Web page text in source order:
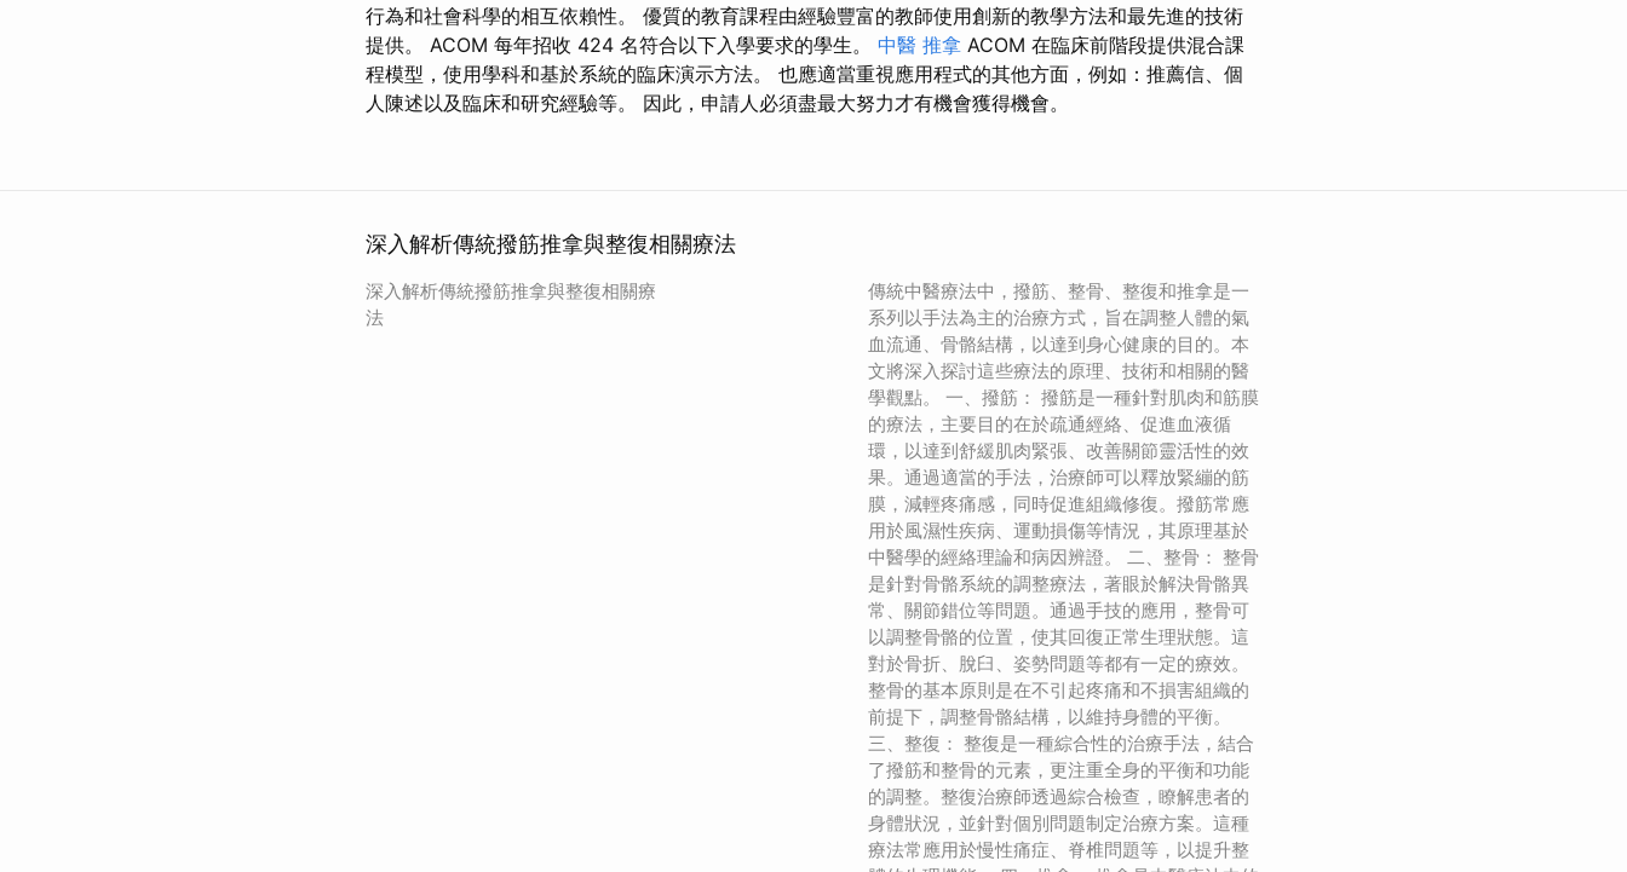
行為和社會科學的相互依賴性。 優質的教育課程由經驗豐富的教師使用創新的教學方法和最先進的技術
提供。 ACOM 每年招收 424 名符合以下入學要求的學生。 中醫 推拿 ACOM 在臨床前階段提供混合課
程模型，使用學科和基於系統的臨床演示方法。 也應適當重視應用程式的其他方面，例如：推薦信、個
人陳述以及臨床和研究經驗等。 因此，申請人必須盡最大努力才有機會獲得機會。
深入解析傳統撥筋推拿與整復相關療法
深入解析傳統撥筋推拿與整復相關療
法
傳統中醫療法中，撥筋、整骨、整復和推拿是一
系列以手法為主的治療方式，旨在調整人體的氣
血流通、骨骼結構，以達到身心健康的目的。本
文將深入探討這些療法的原理、技術和相關的醫
學觀點。 一、撥筋： 撥筋是一種針對肌肉和筋膜
的療法，主要目的在於疏通經絡、促進血液循
環，以達到舒緩肌肉緊張、改善關節靈活性的效
果。通過適當的手法，治療師可以釋放緊繃的筋
膜，減輕疼痛感，同時促進組織修復。撥筋常應
用於風濕性疾病、運動損傷等情況，其原理基於
中醫學的經絡理論和病因辨證。 二、整骨： 整骨
是針對骨骼系統的調整療法，著眼於解決骨骼異
常、關節錯位等問題。通過手技的應用，整骨可
以調整骨骼的位置，使其回復正常生理狀態。這
對於骨折、脫臼、姿勢問題等都有一定的療效。
整骨的基本原則是在不引起疼痛和不損害組織的
前提下，調整骨骼結構，以維持身體的平衡。
三、整復： 整復是一種綜合性的治療手法，結合
了撥筋和整骨的元素，更注重全身的平衡和功能
的調整。整復治療師透過綜合檢查，瞭解患者的
身體狀況，並針對個別問題制定治療方案。這種
療法常應用於慢性痛症、脊椎問題等，以提升整